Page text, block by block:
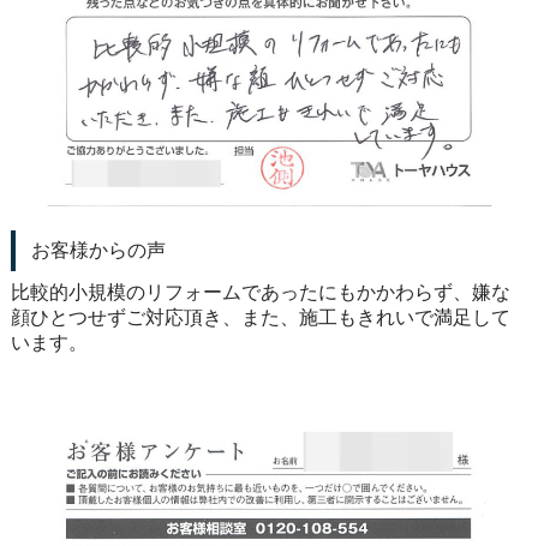
お客様からの声
比較的小規模のリフォームであったにもかかわらず、嫌な
顔ひとつせずご対応頂き、また、施工もきれいで満足して
います。